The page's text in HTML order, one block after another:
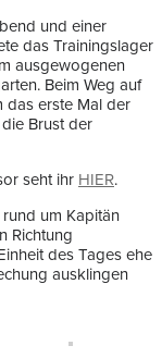
und einer
das Trainingslager
ausgewogenen
Beim Weg auf
das erste Mal der
Brust der
seht ihr HIER.
um Kapitän
Richtung
des Tages ehe
ausklingen